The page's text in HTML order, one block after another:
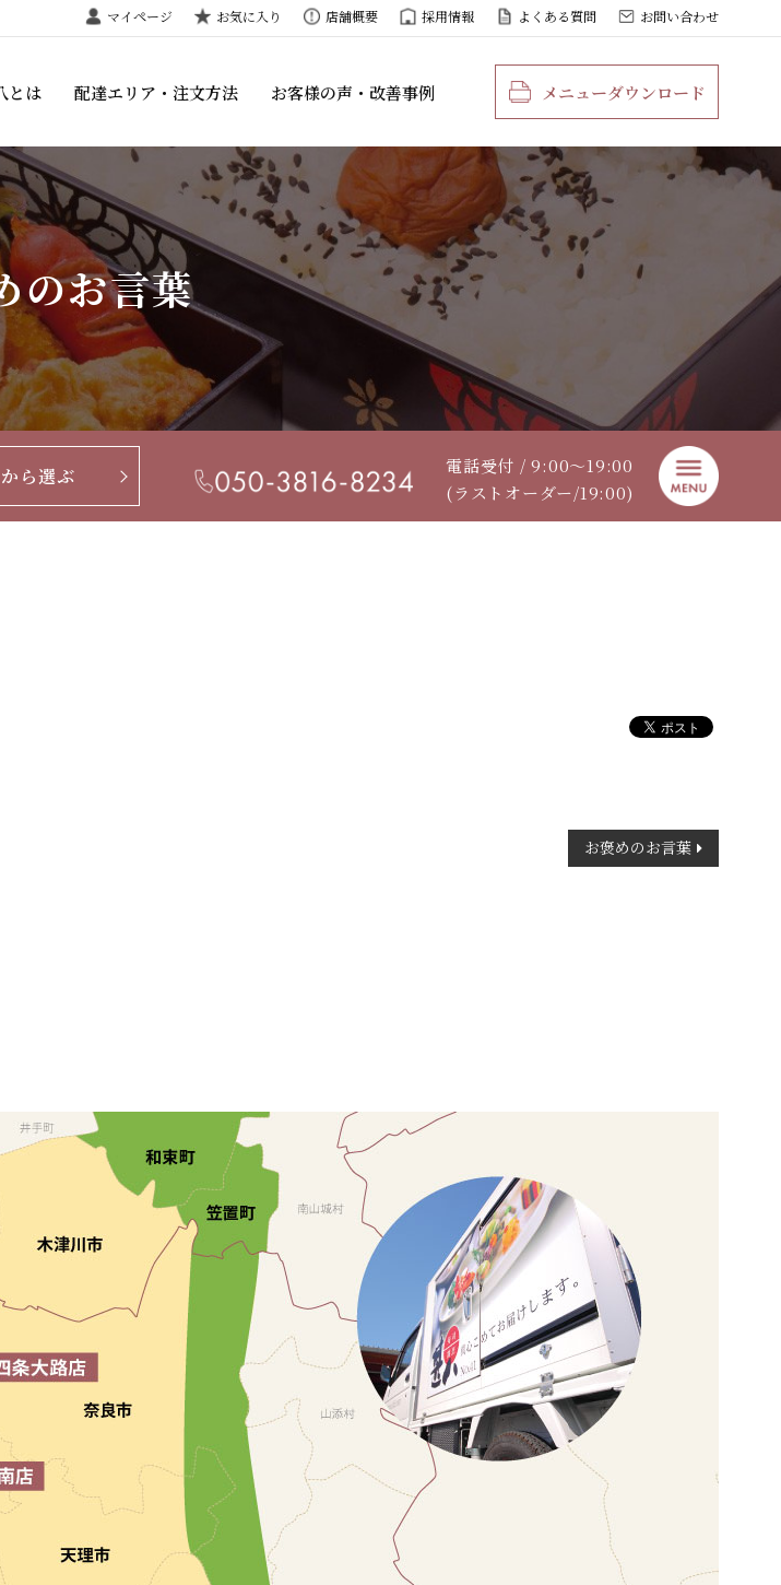
マイページ お気に入り 店舗概要 採用情報 よくある質問 お問い合わせ
とは 配達エリア・注文方法 お客様の声・改善事例 メニューダウンロード
のお言葉
ら選ぶ
電話受付 / 9:00〜19:00
(ラストオーダー/19:00)
お褒めのお言葉